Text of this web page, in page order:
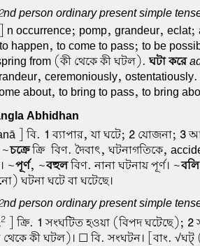
person ordinary present simple
occurrence; pomp, grandeur,
happen, to come to pass; to be
from (কী থেকে কী ঘটল).ঘটা করে
ceremoniously, ostentatiously.
about, to bring to pass, to bring
Abhidhan
] বি. 1 ব্যাপার, যা ঘটে; 2যোজনা; 3
চক্রেক্রি-বিণ. দৈবাৎ, ঘটনাগতিকে,
~পূর্ণ, ~বহুলবিণ. নানা ঘটনায় পূর্ণ। ~বলি
ঘটনা ঘটে বা ঘটেছে।
person ordinary present simple
2] ক্রি. 1 সংঘটিত হওয়া (বিপদ ঘটেছে); 2
থেকে কী ঘটল)। ☐ বি. সংঘটন। [বাং.